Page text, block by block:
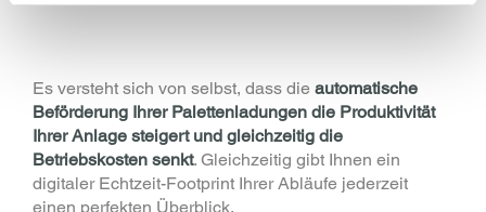
Es versteht sich von selbst, dass die automatische
Beförderung Ihrer Palettenladungen die Produktivität
Ihrer Anlage steigert und gleichzeitig die
Betriebskosten senkt. Gleichzeitig gibt Ihnen ein
digitaler Echtzeit-Footprint Ihrer Abläufe jederzeit
einen perfekten Überblick.